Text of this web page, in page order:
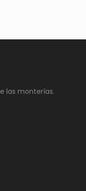
las monterías.